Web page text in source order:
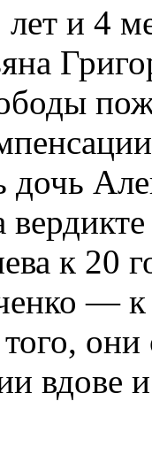
и 4
дочь
к 20
— к
они
вдове